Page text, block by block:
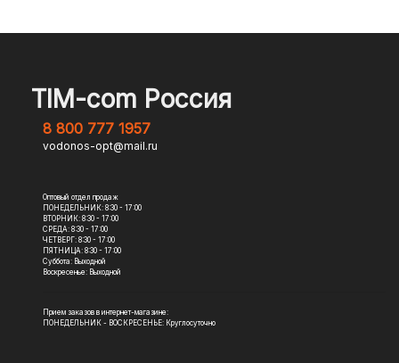
TIM-com Россия
8 800 777 1957
vodonos-opt@mail.ru
Оптовый отдел продаж
ПОНЕДЕЛЬНИК: 8:30 - 17:00
ВТОРНИК: 8:30 - 17:00
СРЕДА: 8:30 - 17:00
ЧЕТВЕРГ: 8:30 - 17:00
ПЯТНИЦА: 8:30 - 17:00
Суббота: Выходной
Воскресенье: Выходной
Прием заказов в интернет-магазине:
ПОНЕДЕЛЬНИК - ВОСКРЕСЕНЬЕ: Круглосуточно